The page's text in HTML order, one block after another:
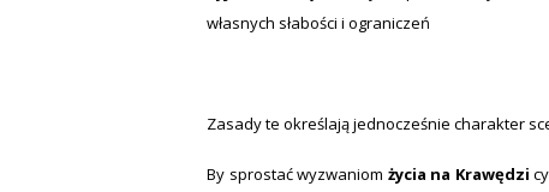
własnych słabości i ograniczeń
Zasady te określają jednocześnie charakter
By sprostać wyzwaniom życia na Krawędzi